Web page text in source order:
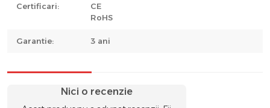
Certificari:
CE
RoHS
Garantie: 3 ani
Nici o recenzie